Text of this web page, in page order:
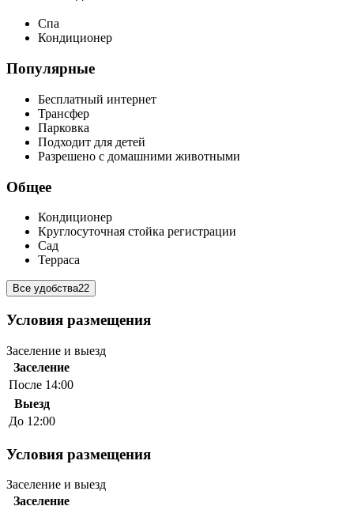
Спа
Кондиционер
Популярные
Бесплатный интернет
Трансфер
Парковка
Подходит для детей
Разрешено с домашними животными
Общее
Кондиционер
Круглосуточная стойка регистрации
Сад
Терраса
Все удобства22
Условия размещения
Заселение и выезд
Заселение
После 14:00
Выезд
До 12:00
Условия размещения
Заселение и выезд
Заселение